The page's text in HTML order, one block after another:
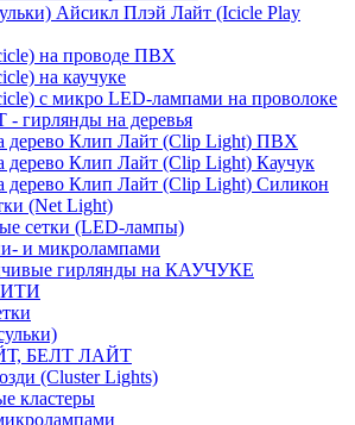
Айсикл Плэй Лайт (Icicle Play
на проводе ПВХ
на каучуке
с микро LED-лампами на проволоке
на деревья
дерево Клип Лайт (Clip Light) ПВХ
дерево Клип Лайт (Clip Light) Каучук
дерево Клип Лайт (Clip Light) Силикон
(Net Light)
сетки (LED-лампы)
и микролампами
гирлянды на КАУЧУКЕ
БЕЛТ ЛАЙТ
(Cluster Lights)
кластеры